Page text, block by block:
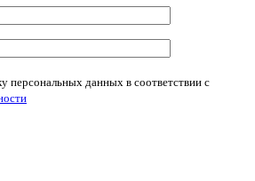
персональных данных в соответствии с